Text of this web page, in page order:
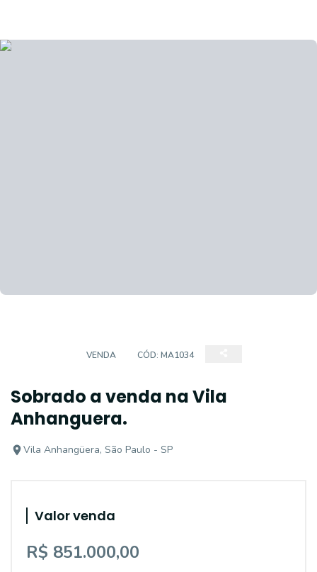
VENDA CÓD: MA1034
Sobrado a venda na Vila
Anhanguera.
Vila Anhangüera, São Paulo - SP
Valor venda
R$ 851.000,00